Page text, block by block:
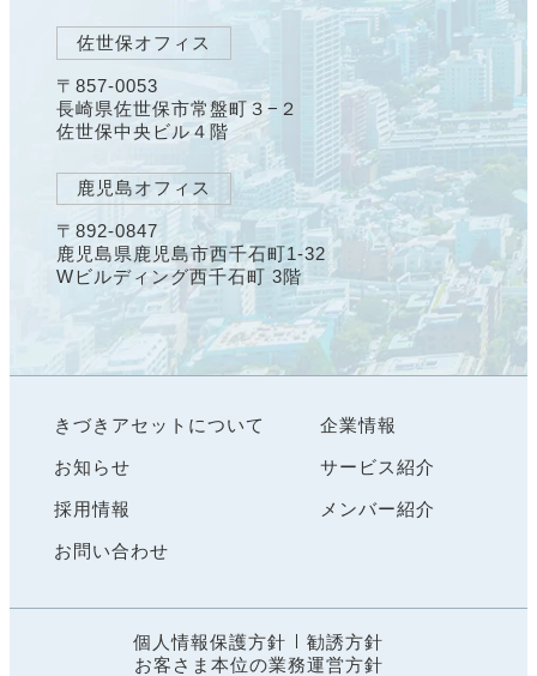
佐世保オフィス
〒857-0053
長崎県佐世保市常盤町３−２
佐世保中央ビル４階
鹿児島オフィス
〒892-0847
鹿児島県鹿児島市西千石町1-32
Wビルディング西千石町 3階
きづきアセットについて 企業情報
お知らせ サービス紹介
採用情報 メンバー紹介
お問い合わせ
個人情報保護方針
勧誘方針
お客さま本位の業務運営方針